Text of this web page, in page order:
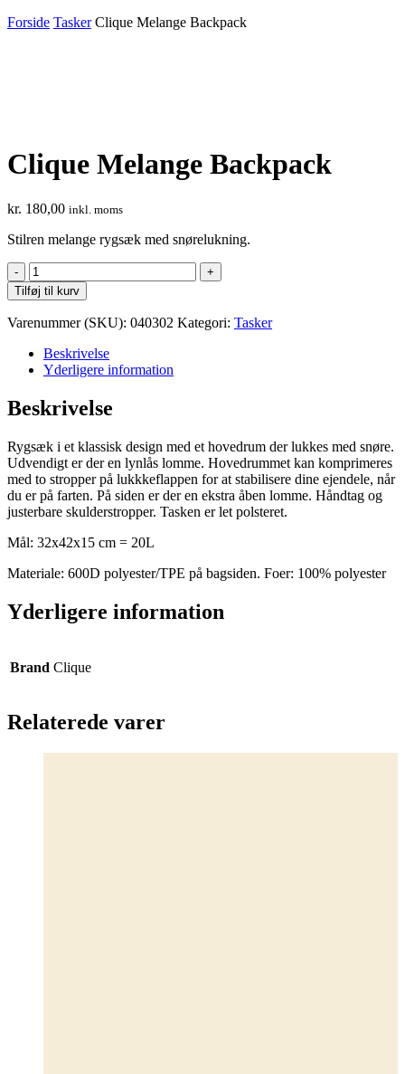
Forside Tasker Clique Melange Backpack
Clique Melange Backpack
kr. 180,00 inkl. moms
Stilren melange rygsæk med snørelukning.
Clique
Melange
Backpack
antal
Tilføj til kurv
Varenummer (SKU): 040302 Kategori: Tasker
Beskrivelse
Yderligere information
Beskrivelse
Rygsæk i et klassisk design med et hovedrum der lukkes med snøre.
Udvendigt er der en lynlås lomme. Hovedrummet kan komprimeres
med to stropper på lukkkeflappen for at stabilisere dine ejendele, når
du er på farten. På siden er der en ekstra åben lomme. Håndtag og
justerbare skulderstropper. Tasken er let polsteret.
Mål: 32x42x15 cm = 20L
Materiale: 600D polyester/TPE på bagsiden. Foer: 100% polyester
Yderligere information
Brand Clique
Relaterede varer